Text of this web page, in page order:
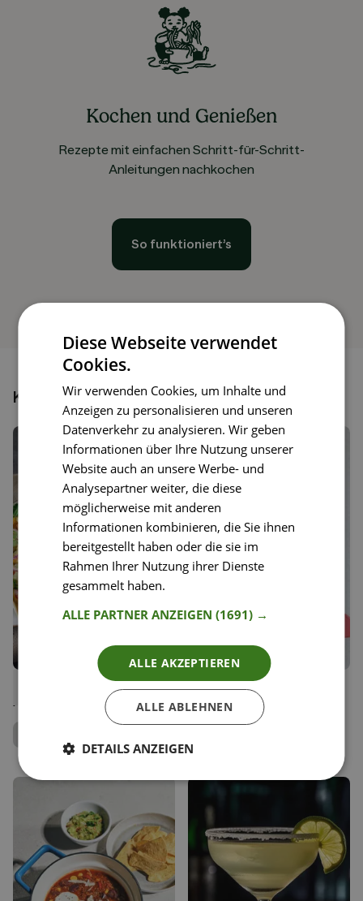
Kochen und Genießen
Rezepte mit einfachen Schritt-für-Schritt-
Anleitungen nachkochen
So funktioniert’s
Könnte dir auch gefallen
Speichern
Chicken Tacos mit Limetten-
Anna Mahlodji
Food Coach
14
Speichern
Tortillas & Tacos mit
Faschiertem
Diese Webseite verwendet
Cookies.
Wir verwenden Cookies, um Inhalte und
Anzeigen zu personalisieren und unseren
Datenverkehr zu analysieren. Wir geben
Informationen über Ihre Nutzung unserer
Website auch an unsere Werbe- und
Analysepartner weiter, die diese
möglicherweise mit anderen
Informationen kombinieren, die Sie ihnen
bereitgestellt haben oder die sie im
Rahmen Ihrer Nutzung ihrer Dienste
gesammelt haben.
ALLE PARTNER ANZEIGEN(1691) →
ALLE AKZEPTIEREN
ALLE ABLEHNEN
DETAILS ANZEIGEN